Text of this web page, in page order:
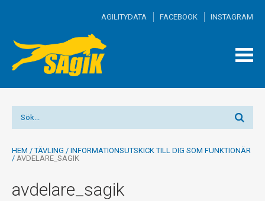
AGILITYDATA FACEBOOK INSTAGRAM
HEM /TÄVLING / INFORMATIONSUTSKICK TILL DIG SOM FUNKTIONÄR
/ AVDELARE_SAGIK
avdelare_sagik